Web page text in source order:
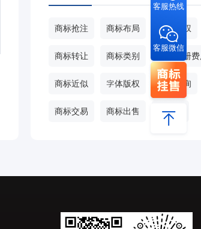
商标抢注 商标布局 商标侵权
商标转让 商标类别 商标注册
商标近似 字体版权 商标查询
商标交易 商标出售 甄标网
客服热线
客服微信